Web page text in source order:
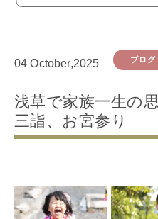
04 October,2025 ブログ
浅草で家族一生の
三詣、お宮参り